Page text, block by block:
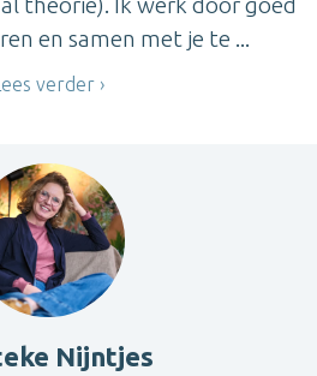
en samen met je te ...
verder
Nijntjes